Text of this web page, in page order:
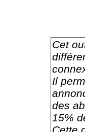
Cet
Il
des
15%
Cette